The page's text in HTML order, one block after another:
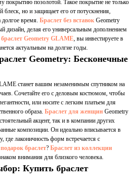
покрытию позолотой. Такое покрытие не только
но и защищает его от потускнения,
долгое время. Браслет без вставок Geometry
дизайн, делая его универсальным дополнением
браслет Geometry GLAME, вы инвестируете в
актуальным на долгие годы.
Geometry: Бесконечные
станет вашим незаменимым спутником на
Сочетайте его с деловым костюмом, чтобы
или носите с легким платьем для
образа. Браслет для женщин Geometry
акцент, так и в компании других
композиции. Он идеально вписывается в
где лаконичность форм встречается с
подарок браслет? Браслет из коллекции
внимания для близкого человека.
Купить браслет